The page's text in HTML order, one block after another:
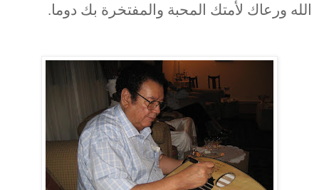
الله ورعاك لأمتك المحبة والمفتخرة بك دوما.